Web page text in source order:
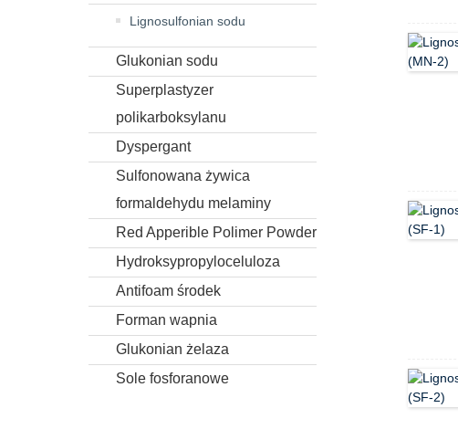
Lignosulfonian sodu
Glukonian sodu
Superplastyzer
polikarboksylanu
Dyspergant
Sulfonowana żywica
formaldehydu melaminy
Red Apperible Polimer Powder
Hydroksypropyloceluloza
Antifoam środek
Forman wapnia
Glukonian żelaza
Sole fosforanowe